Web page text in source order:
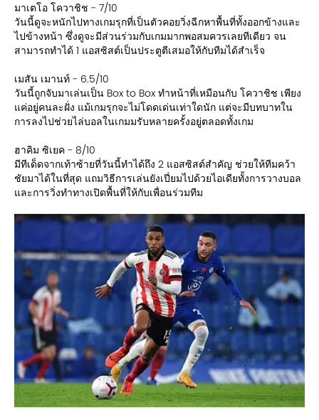
มาเตโอ โควาชิช - 7/10
วันนี้ดูจะหนักไปทางเกมรุกที่เป็นตัวคอยวิ่งฉีกหาพื้นที่ทั้งออกข้างและ
ไปข้างหน้า ซึ่งดูจะมีส่วนร่วมกับเกมมากพอสมควรเลยทีเดียว จน
สามารถทำได้ 1 แอสซิสต์เป็นประตูตีเสมอให้กับทีมได้สำเร็จ
เมสัน เมานท์ - 6.5/10
วันนี้ถูกจับมาเล่นเป็น Box to Box ทำหน้าที่เหมือนกับ โควาชิช เพียง
แค่อยู่คนละฝั่ง แม้เกมรุกจะไม่โดดเด่นเท่าใดนัก แต่จะมีบทบาทใน
การลงไปช่วยไล่บอลในเกมมรับหลายครั้งอยู่ตลอดทั้งเกม
ฮาคิม ซิเยค - 8/10
มีทีเด็ดจากเท้าซ้ายที่วันนี้ทำได้ถึง 2 แอสซิสต์สำคัญ ช่วยให้ทีมคว้า
ชัยมาได้ในที่สุด แถมวิธีการเล่นยังเปี่ยมไปด้วยไอเดียทั้งการวางบอล
และการวิ่งทำทางเปิดพื้นที่ให้กับเพื่อนร่วมทีม